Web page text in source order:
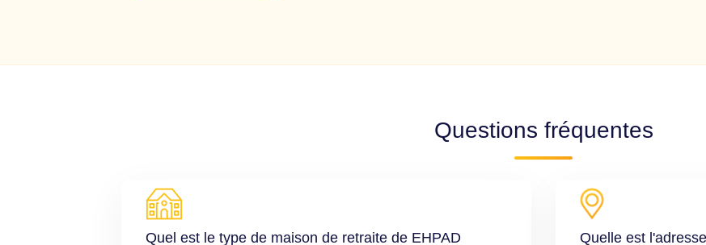
Questions fréquentes
Quel est le type de maison de retraite de EHPAD
Quelle est